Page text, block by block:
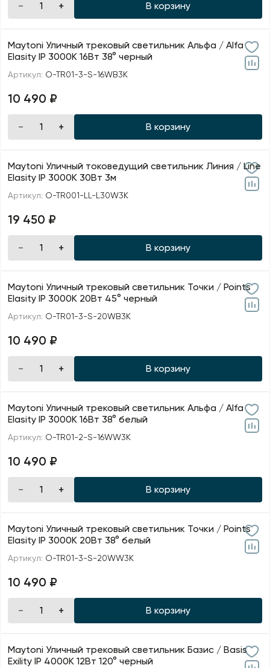
В корзину
Maytoni Уличный трековый светильник Альфа / Alfa
Elasity IP 3000К 16Вт 38° черный
Артикул: O-TR01-3-S-16WB3K
10 490 ₽
В корзину
Maytoni Уличный токоведущий светильник Линия / Line
Elasity IP 3000K 30Вт 3м
Артикул: O-TR001-LL-L30W3K
19 450 ₽
В корзину
Maytoni Уличный трековый светильник Точки / Points
Elasity IP 3000К 20Вт 45° черный
Артикул: O-TR01-3-S-20WB3K
10 490 ₽
В корзину
Maytoni Уличный трековый светильник Альфа / Alfa
Elasity IP 3000K 16Вт 38° белый
Артикул: O-TR01-2-S-16WW3K
10 490 ₽
В корзину
Maytoni Уличный трековый светильник Точки / Points
Elasity IP 3000K 20Вт 38° белый
Артикул: O-TR01-3-S-20WW3K
10 490 ₽
В корзину
Maytoni Уличный трековый светильник Базис / Basis
Exility IP 4000К 12Вт 120° черный